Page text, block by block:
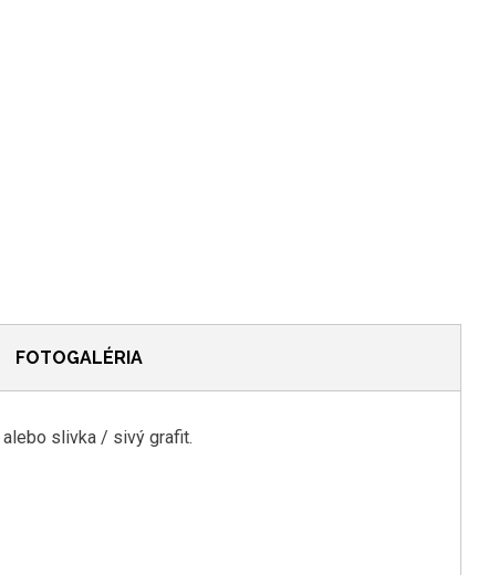
FOTOGALÉRIA
alebo slivka / sivý grafit.